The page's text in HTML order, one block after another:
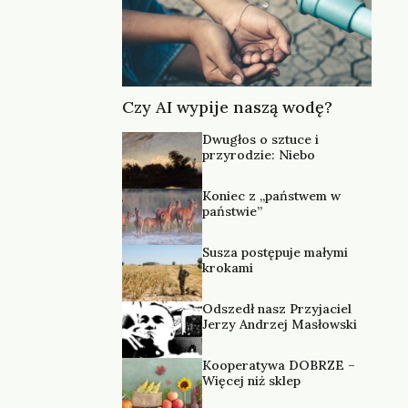
Czy AI wypije naszą wodę?
Dwugłos o sztuce i
przyrodzie: Niebo
Koniec z „państwem w
państwie”
Susza postępuje małymi
krokami
Odszedł nasz Przyjaciel
Jerzy Andrzej Masłowski
Kooperatywa DOBRZE –
Więcej niż sklep